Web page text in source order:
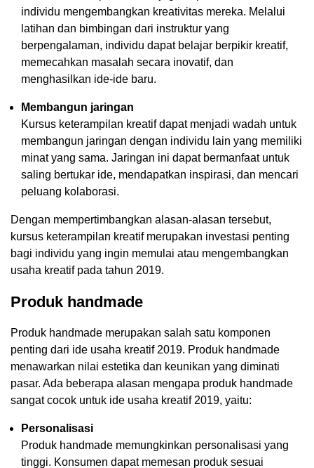
individu mengembangkan kreativitas mereka. Melalui
latihan dan bimbingan dari instruktur yang
berpengalaman, individu dapat belajar berpikir kreatif,
memecahkan masalah secara inovatif, dan
menghasilkan ide-ide baru.
Membangun jaringan
Kursus keterampilan kreatif dapat menjadi wadah untuk
membangun jaringan dengan individu lain yang memiliki
minat yang sama. Jaringan ini dapat bermanfaat untuk
saling bertukar ide, mendapatkan inspirasi, dan mencari
peluang kolaborasi.
Dengan mempertimbangkan alasan-alasan tersebut,
kursus keterampilan kreatif merupakan investasi penting
bagi individu yang ingin memulai atau mengembangkan
usaha kreatif pada tahun 2019.
Produk handmade
Produk handmade merupakan salah satu komponen
penting dari ide usaha kreatif 2019. Produk handmade
menawarkan nilai estetika dan keunikan yang diminati
pasar. Ada beberapa alasan mengapa produk handmade
sangat cocok untuk ide usaha kreatif 2019, yaitu:
Personalisasi
Produk handmade memungkinkan personalisasi yang
tinggi. Konsumen dapat memesan produk sesuai